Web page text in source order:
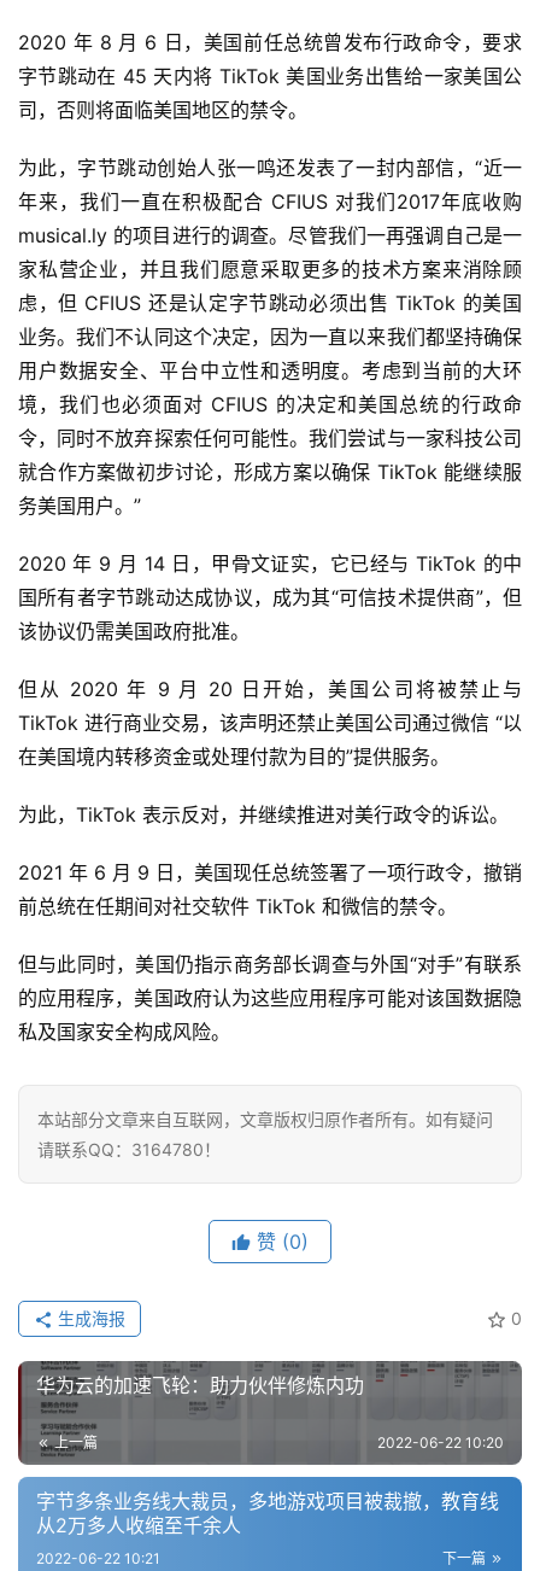
人
工
智
能
深
习
云
计
算
未
来
疗
智
驾
驶
慧
市
多
内
容
登录 注册
2020 年 8 月 6 日，美国前任总统曾发布行政命令，要求
字节跳动在 45 天内将 TikTok 美国业务出售给一家美国公
司，否则将面临美国地区的禁令。
为此，字节跳动创始人张一鸣还发表了一封内部信，“近一
年来，我们一直在积极配合 CFIUS 对我们2017年底收购
musical.ly 的项目进行的调查。尽管我们一再强调自己是一
家私营企业，并且我们愿意采取更多的技术方案来消除顾
虑，但 CFIUS 还是认定字节跳动必须出售 TikTok 的美国
业务。我们不认同这个决定，因为一直以来我们都坚持确保
用户数据安全、平台中立性和透明度。考虑到当前的大环
境，我们也必须面对 CFIUS 的决定和美国总统的行政命
令，同时不放弃探索任何可能性。我们尝试与一家科技公司
就合作方案做初步讨论，形成方案以确保 TikTok 能继续服
务美国用户。”
2020 年 9 月 14 日，甲骨文证实，它已经与 TikTok 的中
国所有者字节跳动达成协议，成为其“可信技术提供商”，但
该协议仍需美国政府批准。
但从 2020 年 9 月 20 日开始，美国公司将被禁止与
TikTok 进行商业交易，该声明还禁止美国公司通过微信 “以
在美国境内转移资金或处理付款为目的”提供服务。
为此，TikTok 表示反对，并继续推进对美行政令的诉讼。
2021 年 6 月 9 日，美国现任总统签署了一项行政令，撤销
前总统在任期间对社交软件 TikTok 和微信的禁令。
但与此同时，美国仍指示商务部长调查与外国“对手”有联系
的应用程序，美国政府认为这些应用程序可能对该国数据隐
私及国家安全构成风险。
本站部分文章来自互联网，文章版权归原作者所有。如有疑问
请联系QQ：3164780！
赞 (0)
0
生成海报
华为云的加速飞轮：助力伙伴修炼内功
上一篇 2022-06-22 10:20
字节多条业务线大裁员，多地游戏项目被裁撤，教育线
从2万多人收缩至千余人
下一篇
2022-06-22 10:21